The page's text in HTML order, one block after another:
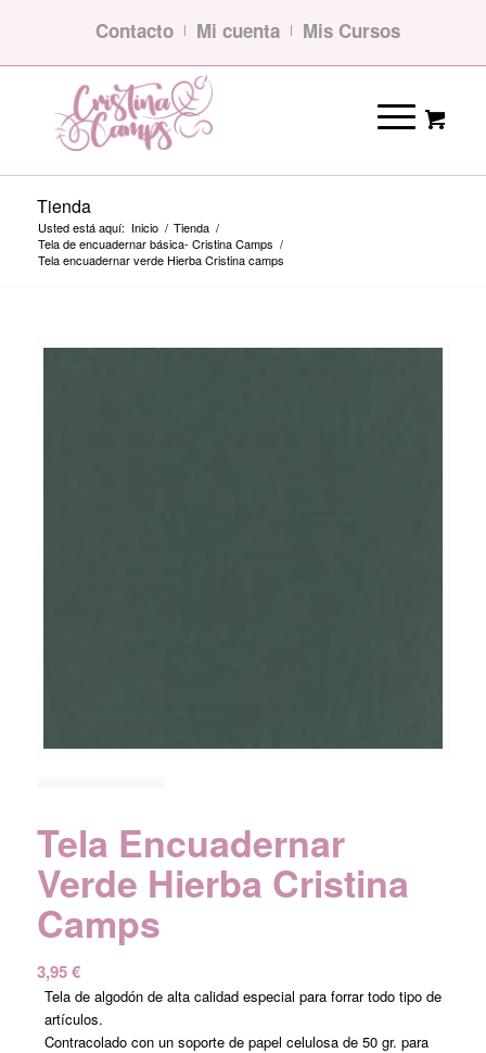
Contacto Mi cuenta Mis Cursos
Tienda
Usted está aquí: Inicio / Tienda /
Tela de encuadernar básica- Cristina Camps /
Tela encuadernar verde Hierba Cristina camps
Tela Encuadernar
Verde Hierba Cristina
Camps
3,95€
Tela de algodón de alta calidad especial para forrar todo tipo de
artículos.
Contracolado con un soporte de papel celulosa de 50 gr. para